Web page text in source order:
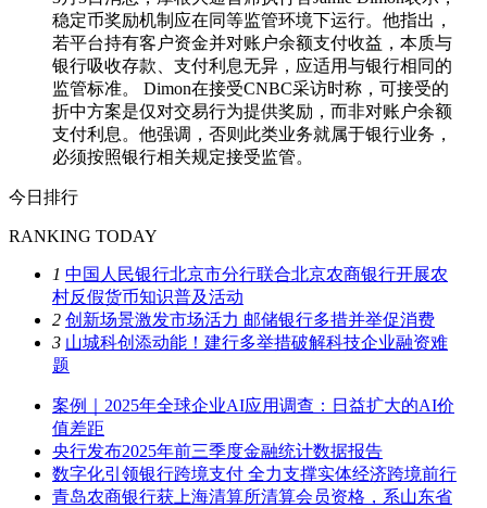
稳定币奖励机制应在同等监管环境下运行。他指出，
若平台持有客户资金并对账户余额支付收益，本质与
银行吸收存款、支付利息无异，应适用与银行相同的
监管标准。 Dimon在接受CNBC采访时称，可接受的
折中方案是仅对交易行为提供奖励，而非对账户余额
支付利息。他强调，否则此类业务就属于银行业务，
必须按照银行相关规定接受监管。
今日排行
RANKING TODAY
1 中国人民银行北京市分行联合北京农商银行开展农
村反假货币知识普及活动
2 创新场景激发市场活力 邮储银行多措并举促消费
3 山城科创添动能！建行多举措破解科技企业融资难
题
案例｜2025年全球企业AI应用调查：日益扩大的AI价
值差距
央行发布2025年前三季度金融统计数据报告
数字化引领银行跨境支付 全力支撑实体经济跨境前行
青岛农商银行获上海清算所清算会员资格，系山东省